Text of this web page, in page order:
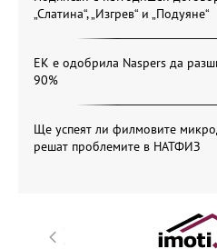
„Слатина“, „Изгрев“ и „Подуяне“
ЕК е одобрила Naspers да
90%
Ще успеят ли филмовите
решат проблемите в НАТФИЗ